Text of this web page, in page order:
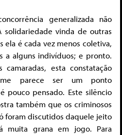
generalizada não
vinda de outras
ela é cada vez menos coletiva,
a alguns indivíduos; e pronto.
esta constatação
me parece ser um ponto
pouco pensado. Este silêncio
também que os criminosos
foram discutidos daquele jeito
muita grana em jogo. Para